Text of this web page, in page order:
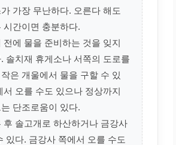
가장 무난하다. 오른다 해도
시간이면 충분하다.
전에 물을 준비하는 것을 잊지
솔치재 휴게소나 서쪽의 도로를
은 개울에서 물을 구할 수 있
서 오를 수도 있으나 정상까지
단조로움이 있다.
후 솔고개로 하산하거나 금강사
있다. 금강사 쪽에서 오를 수도